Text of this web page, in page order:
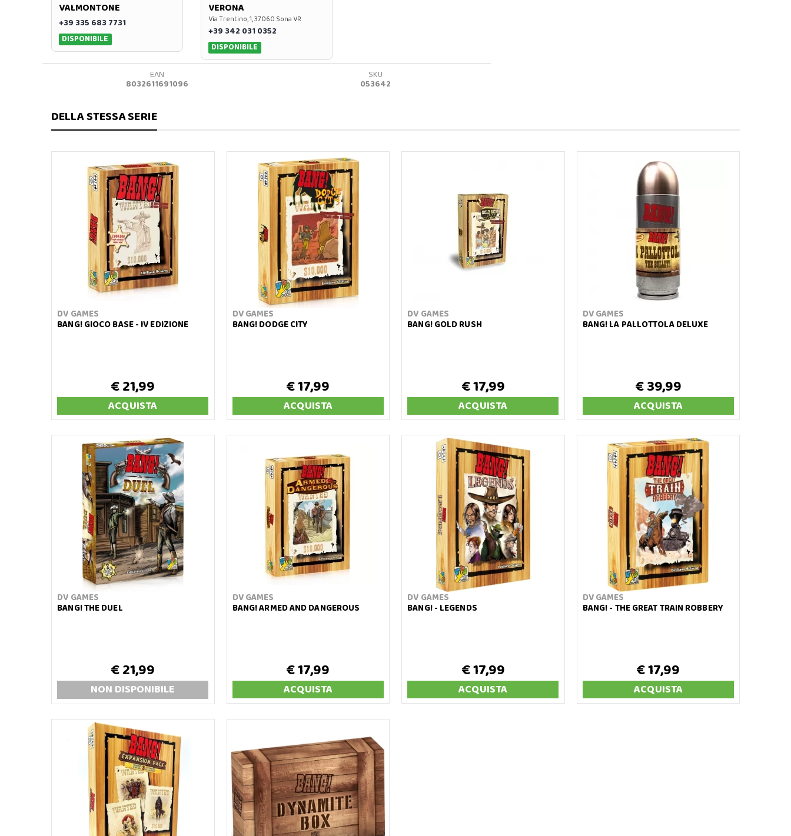
VALMONTONE
+39 335 683 7731
DISPONIBILE
VERONA
Via Trentino, 1, 37060 Sona VR
+39 342 031 0352
DISPONIBILE
EAN
8032611691096
SKU
053642
DELLA STESSA SERIE
DV GAMES
BANG! GIOCO BASE - IV EDIZIONE
€ 21,99
ACQUISTA
DV GAMES
BANG! DODGE CITY
€ 17,99
ACQUISTA
DV GAMES
BANG! GOLD RUSH
€ 17,99
ACQUISTA
DV GAMES
BANG! LA PALLOTTOLA DELUXE
€ 39,99
ACQUISTA
DV GAMES
BANG! THE DUEL
€ 21,99
NON DISPONIBILE
DV GAMES
BANG! ARMED AND DANGEROUS
€ 17,99
ACQUISTA
DV GAMES
BANG! - LEGENDS
€ 17,99
ACQUISTA
DV GAMES
BANG! - THE GREAT TRAIN ROBBERY
€ 17,99
ACQUISTA